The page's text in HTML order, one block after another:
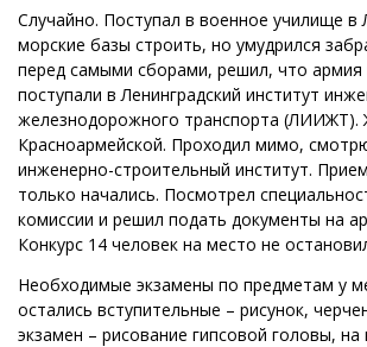
Случайно. Поступал в военное училище в
морские базы строить, но умудрился
перед самыми сборами, решил, что армия
поступали в Ленинградский институт
железнодорожного транспорта (ЛИИЖТ).
Красноармейской. Проходил мимо,
инженерно-строительный институт.
только начались. Посмотрел
комиссии и решил подать документы на
Конкурс 14 человек на место не
Необходимые экзамены по предметам у
остались вступительные – рисунок,
экзамен – рисование гипсовой головы,